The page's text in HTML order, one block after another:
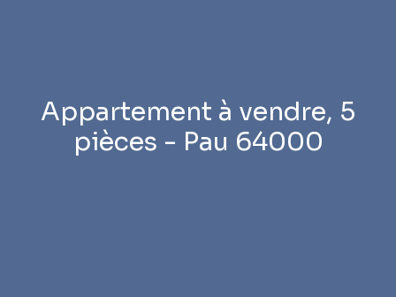
Appartement à vendre, 5
pièces - Pau 64000